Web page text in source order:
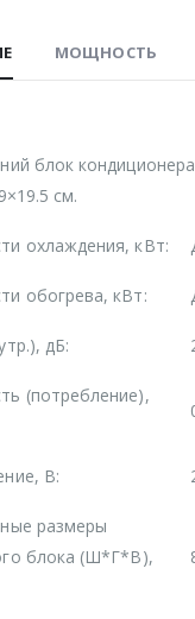
МОЩНОСТЬ
блок
см.
охлаждения, кВт:
обогрева, кВт:
дБ:
(потребление),
В:
размеры
блока (Ш*Г*В),